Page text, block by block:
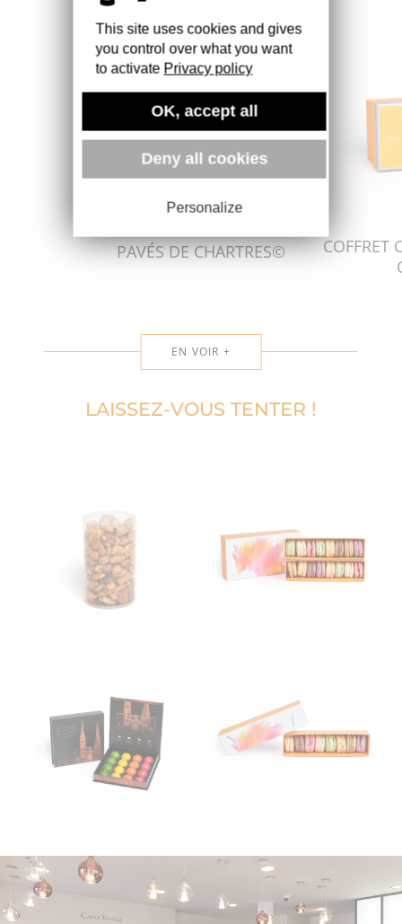
PAVÉS DE CHARTRES©
COFFRET
EN VOIR +
LAISSEZ-VOUS TENTER !
This site uses cookies and gives
you control over what you want
to activate Privacy policy
OK, accept all
Deny all cookies
Personalize